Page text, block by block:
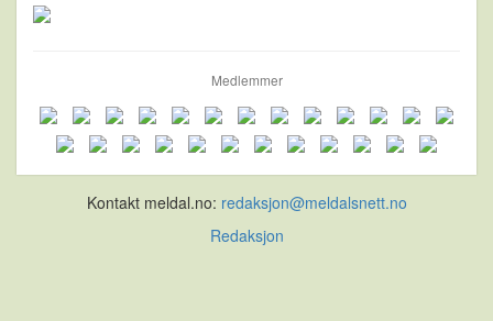
Medlemmer
Kontakt meldal.no: redaksjon@meldalsnett.no
Redaksjon